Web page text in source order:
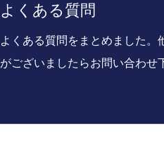
よくある質問
よくある質問をまとめました。
がございましたらお問い合わせ